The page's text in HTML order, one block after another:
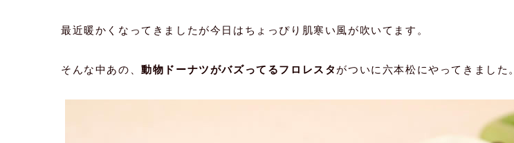
最近暖かくなってきましたが今日はちょっぴり肌寒い風が吹いてます。
そんな中あの、動物ドーナツがバズってるフロレスタがついに六本松にやってきました。